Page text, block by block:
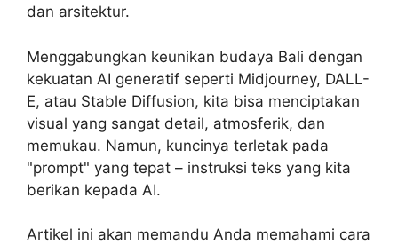
dan arsitektur.
Menggabungkan keunikan budaya Bali dengan
kekuatan AI generatif seperti Midjourney, DALL-
E, atau Stable Diffusion, kita bisa menciptakan
visual yang sangat detail, atmosferik, dan
memukau. Namun, kuncinya terletak pada
"prompt" yang tepat – instruksi teks yang kita
berikan kepada AI.
Artikel ini akan memandu Anda memahami cara